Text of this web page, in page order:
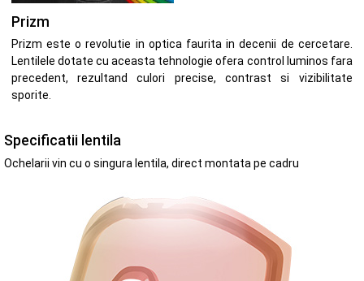
Prizm
Prizm este o revolutie in optica faurita in decenii de cercetare.
Lentilele dotate cu aceasta tehnologie ofera control luminos fara
precedent, rezultand culori precise, contrast si vizibilitate
sporite.
Specificatii lentila
Ochelarii vin cu o singura lentila, direct montata pe cadru